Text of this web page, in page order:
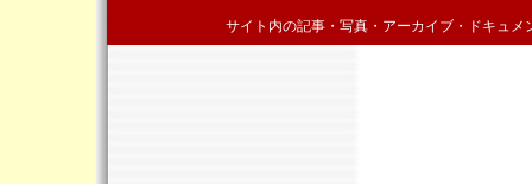
サイト内の記事・写真・アーカイブ・ドキュ